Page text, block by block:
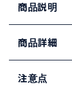
商品説明
商品詳細
注意点